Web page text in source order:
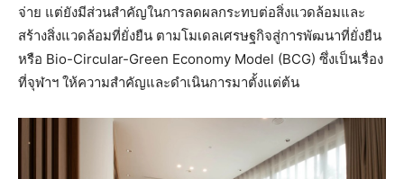
จ่าย แต่ยังมีส่วนสำคัญในการลดผลกระทบต่อสิ่งแวดล้อมและ
สร้างสิ่งแวดล้อมที่ยั่งยืน ตามโมเดลเศรษฐกิจสู่การพัฒนาที่ยั่งยืน
หรือ Bio-Circular-Green Economy Model (BCG) ซึ่งเป็นเรื่อง
ที่จุฬาฯ ให้ความสำคัญและดำเนินการมาตั้งแต่ต้น